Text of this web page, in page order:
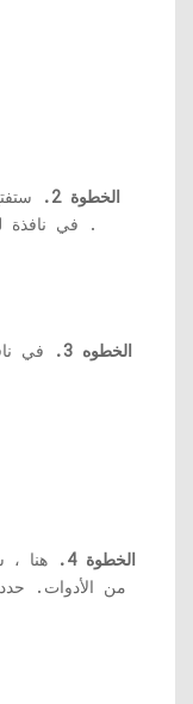
الخطوة 2.
في نافذة .
الخطوه 3. في
الخطوة 4.
هنا ،
من الأدوات. حدد